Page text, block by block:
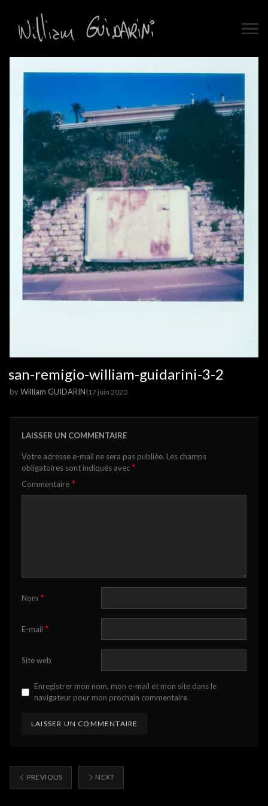
san-remigio-william-guidarini-3-2
byWilliam GUIDARINI 17 juin 2020
LAISSER UN COMMENTAIRE
Votre adresse e-mail ne sera pas publiée. Les champs
obligatoires sont indiqués avec *
Commentaire *
Nom *
E-mail *
Site web
Enregistrer mon nom, mon e-mail et mon site dans le
navigateur pour mon prochain commentaire.
PREVIOUS NEXT